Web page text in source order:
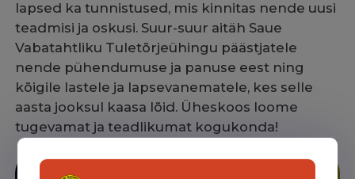
lapsed ka tunnistused, mis kinnitas nende uusi
teadmisi ja oskusi. Suur-suur aitäh Saue
Vabatahtliku Tuletõrjeühingu päästjatele
nende pühendumuse ja panuse eest ning
kõigile lastele ja lapsevanematele, kes selle
aasta jooksul kaasa lõid. Üheskoos loome
tugevamat ja teadlikumat kogukonda!